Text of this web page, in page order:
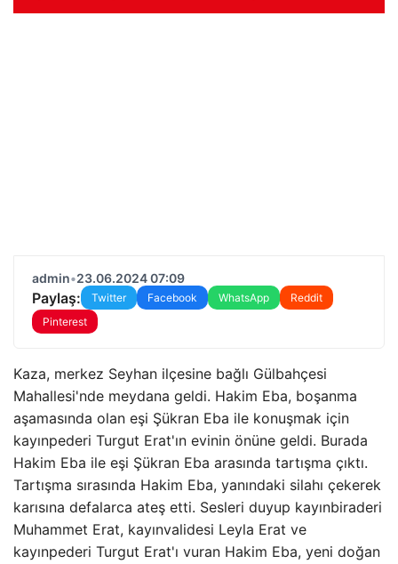
admin•23.06.2024 07:09
Paylaş: Twitter Facebook WhatsApp
Reddit
Pinterest
Kaza, merkez Seyhan ilçesine bağlı Gülbahçesi
Mahallesi'nde meydana geldi. Hakim Eba, boşanma
aşamasında olan eşi Şükran Eba ile konuşmak için
kayınpederi Turgut Erat'ın evinin önüne geldi. Burada
Hakim Eba ile eşi Şükran Eba arasında tartışma çıktı.
Tartışma sırasında Hakim Eba, yanındaki silahı çekerek
karısına defalarca ateş etti. Sesleri duyup kayınbiraderi
Muhammet Erat, kayınvalidesi Leyla Erat ve
kayınpederi Turgut Erat'ı vuran Hakim Eba, yeni doğan